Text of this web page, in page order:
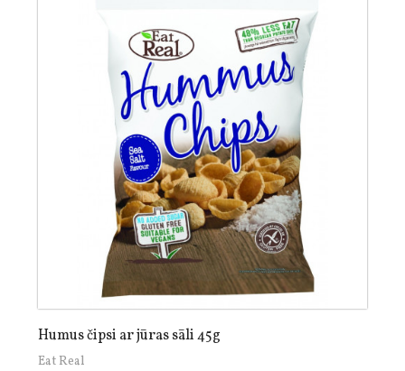
Humus čipsi ar jūras sāli 45g
Eat Real